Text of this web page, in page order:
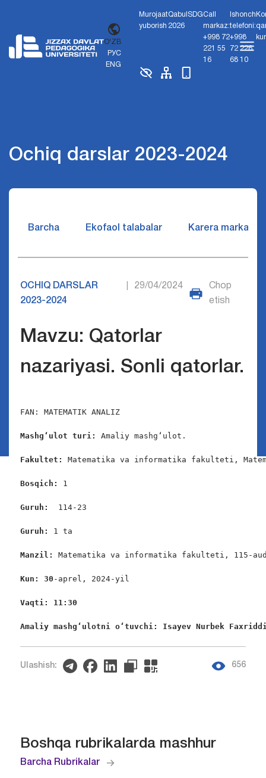
O'ZB
РУС
ENG
Murojaat
yuborish
Qabul
2026
SDGCall
markaz:
+998 72
221 55
16
Ishonch
telefoni:
+998
72 226
68 10
Ochiq darslar 2023-2024
Barcha Ekofaol talabalar Karera markazi
OCHIQ DARSLAR
2023-2024
29/04/2024
Chop
etish
Mavzu: Qatorlar
nazariyasi. Sonli qatorlar.
FAN: MATEMATIK ANALIZ
Mashgʻulot turi: Amaliy mashgʻulot.
Fakultet: Matematika va informatika fakulteti,
Bosqich: 1
Guruh: 114-23
Guruh: 1 ta
Manzil: Matematika va informatika fakulteti, 115-
Kun: 30 -aprel, 2024-yil
Vaqti: 11:30
Amaliy mashgʻulotni oʻtuvchi: Isayev Nurbek
Ulashish: 656
Boshqa rubrikalarda mashhur
Barcha Rubrikalar